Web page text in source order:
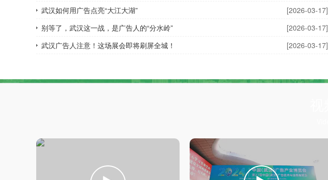
武汉如何用广告点亮“大江大湖”
[2026-03-17]
别等了，武汉这一战，是广告人的“分水岭”
[2026-03-17]
武汉广告人注意！这场展会即将刷屏全城！
[2026-03-17]